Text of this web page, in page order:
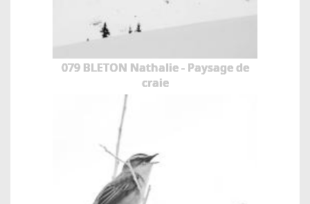
079 BLETON Nathalie - Paysage de
craie